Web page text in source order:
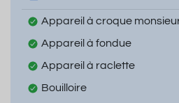
Appareil à croque
Appareil à fondue
Appareil à raclette
Bouilloire